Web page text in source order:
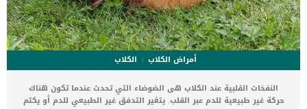
أمراض الكلاب
الكلاب
النفخات القلبية عند الكلاب هى الضوضاء التي تحدث عندما تكون هناك
حركة غير طبيعية للدم عبر القلب. يتغير التدفق غير الطبيعي للدم أو يكتم